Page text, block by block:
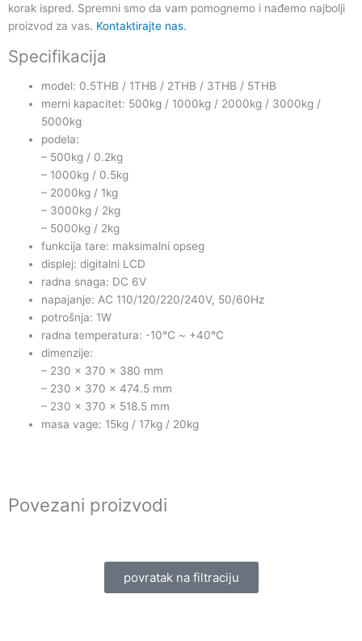
korak ispred. Spremni smo da vam pomognemo i nađemo najbolji
proizvod za vas. Kontaktirajte nas.
Specifikacija
model: 0.5THB / 1THB / 2THB / 3THB / 5THB
merni kapacitet: 500kg / 1000kg / 2000kg / 3000kg /
5000kg
podela:
– 500kg / 0.2kg
– 1000kg / 0.5kg
– 2000kg / 1kg
– 3000kg / 2kg
– 5000kg / 2kg
funkcija tare: maksimalni opseg
displej: digitalni LCD
radna snaga: DC 6V
napajanje: AC 110/120/220/240V, 50/60Hz
potrošnja: 1W
radna temperatura: -10℃ ~ +40℃
dimenzije:
– 230 x 370 x 380 mm
– 230 x 370 x 474.5 mm
– 230 x 370 x 518.5 mm
masa vage: 15kg / 17kg / 20kg
Povezani proizvodi
povratak na filtraciju